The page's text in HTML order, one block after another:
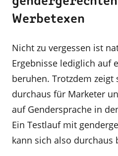
Werbetexen
Nicht zu vergessen ist
Ergebnisse lediglich auf
beruhen. Trotzdem zeigt
durchaus für Marketer
auf Gendersprache in
Ein Testlauf mit
kann sich also durchaus